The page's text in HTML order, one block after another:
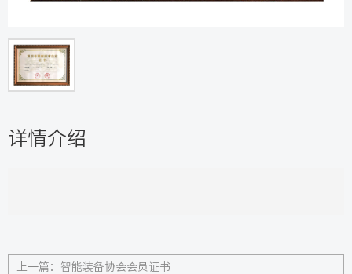
详情介绍
上一篇： 智能装备协会会员证书